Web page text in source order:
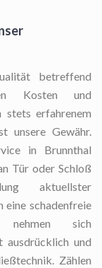
betreffend
Kosten und
stets erfahrenem
unsere Gewähr.
in Brunnthal
Tür oder Schloß
aktuellster
eine schadenfreie
nehmen sich
und
Zählen